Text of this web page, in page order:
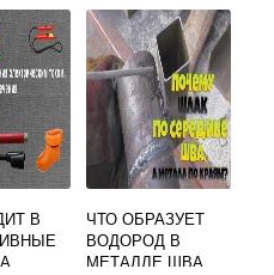
О МЕТАЛЛА 0 5 3
ММ
В
ЧТО ОБРАЗУЕТ
ВОДОРОД В
МЕТАЛЛЕ ШВА